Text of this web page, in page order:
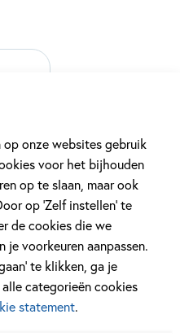
onze websites gebruik
voor het bijhouden
op te slaan, maar ook
op ‘Zelf instellen’ te
de cookies die we
voorkeuren aanpassen.
te klikken, ga je
categorieën cookies
statement.